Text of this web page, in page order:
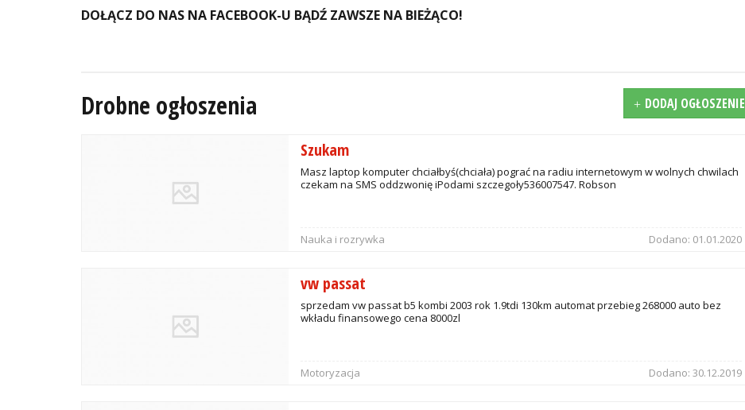
DOŁĄCZ DO NAS NA FACEBOOK-U BĄDŹ ZAWSZE NA BIEŻĄCO!
Drobne ogłoszenia DODAJ OGŁOSZENIE
Szukam
Masz laptop komputer chciałbyś(chciała) pograć na radiu internetowym w wolnych chwilach
czekam na SMS oddzwonię iPodami szczegoły536007547. Robson
Nauka i rozrywka Dodano: 01.01.2020
vw passat
sprzedam vw passat b5 kombi 2003 rok 1.9tdi 130km automat przebieg 268000 auto bez
wkładu finansowego cena 8000zl
Motoryzacja Dodano: 30.12.2019